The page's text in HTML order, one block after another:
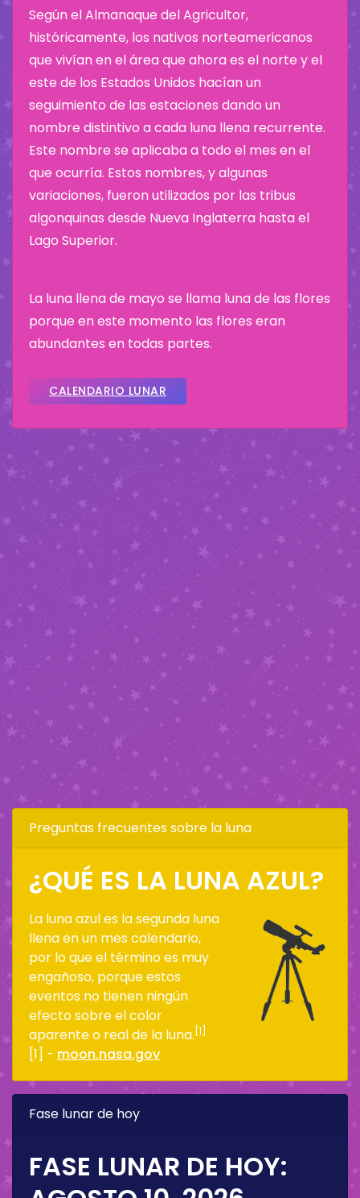
Según el Almanaque del Agricultor,
históricamente, los nativos norteamericanos
que vivían en el área que ahora es el norte y el
este de los Estados Unidos hacían un
seguimiento de las estaciones dando un
nombre distintivo a cada luna llena recurrente.
Este nombre se aplicaba a todo el mes en el
que ocurría. Estos nombres, y algunas
variaciones, fueron utilizados por las tribus
algonquinas desde Nueva Inglaterra hasta el
Lago Superior.
La luna llena de mayo se llama luna de las flores
porque en este momento las flores eran
abundantes en todas partes.
CALENDARIO LUNAR
Preguntas frecuentes sobre la luna
¿QUÉ ES LA LUNA AZUL?
La luna azul es la segunda luna
llena en un mes calendario,
por lo que el término es muy
engañoso, porque estos
eventos no tienen ningún
efecto sobre el color
aparente o real de la luna. [1]
[1] - moon.nasa.gov
Fase lunar de hoy
FASE LUNAR DE HOY: